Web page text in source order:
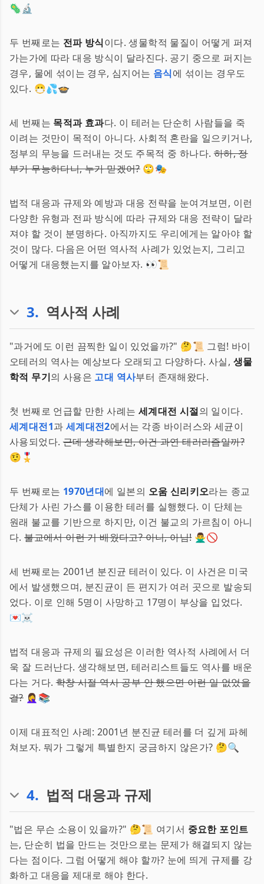
🦠🔬
두 번째로는 전파 방식이다. 생물학적 물질이 어떻게 퍼져
가는가에 따라 대응 방식이 달라진다. 공기 중으로 퍼지는
경우, 물에 섞이는 경우, 심지어는 음식에 섞이는 경우도
있다. 😷💦🍲
세 번째는 목적과 효과다. 이 테러는 단순히 사람들을 죽
이려는 것만이 목적이 아니다. 사회적 혼란을 일으키거나,
정부의 무능을 드러내는 것도 주목적 중 하나다.하하, 정
부가 무능하다니, 누가 믿겠어?🙄🎭
법적 대응과 규제와 예방과 대응 전략을 눈여겨보면, 이런
다양한 유형과 전파 방식에 따라 규제와 대응 전략이 달라
져야 할 것이 분명하다. 아직까지도 우리에게는 알아야 할
것이 많다. 다음은 어떤 역사적 사례가 있었는지, 그리고
어떻게 대응했는지를 알아보자. 👀📜
3. 역사적 사례
"과거에도 이런 끔찍한 일이 있었을까?" 🤔📜 그럼! 바이
오테러의 역사는 예상보다 오래되고 다양하다. 사실, 생물
학적 무기의 사용은 고대 역사부터 존재해왔다.
첫 번째로 언급할 만한 사례는 세계대전 시절의 일이다.
세계대전1과 세계대전2에서는 각종 바이러스와 세균이
사용되었다.근데 생각해보면, 이건 과연 테러리즘일까?
🤨🎖
두 번째로는 1970년대에 일본의 오움 신리키오라는 종교
단체가 사린 가스를 이용한 테러를 실행했다. 이 단체는
원래 불교를 기반으로 하지만, 이건 불교의 가르침이 아니
다.불교에서 이런 거 배웠다고? 아니, 아님!🙅‍♂️🚫
세 번째로는 2001년 분진균 테러이 있다. 이 사건은 미국
에서 발생했으며, 분진균이 든 편지가 여러 곳으로 발송되
었다. 이로 인해 5명이 사망하고 17명이 부상을 입었다.
💌☠
법적 대응과 규제의 필요성은 이러한 역사적 사례에서 더
욱 잘 드러난다. 생각해보면, 테러리스트들도 역사를 배운
다는 거다.학창 시절 역사 공부 안 했으면 이런 일 없었을
걸?🤦‍♀️📚
이제 대표적인 사례: 2001년 분진균 테러를 더 깊게 파헤
쳐보자. 뭐가 그렇게 특별한지 궁금하지 않은가? 🤔🔍
4. 법적 대응과 규제
"법은 무슨 소용이 있을까?" 🤔📜 여기서 중요한 포인트
는, 단순히 법을 만드는 것만으로는 문제가 해결되지 않는
다는 점이다. 그럼 어떻게 해야 할까? 눈에 띄게 규제를 강
화하고 대응을 제대로 해야 한다.